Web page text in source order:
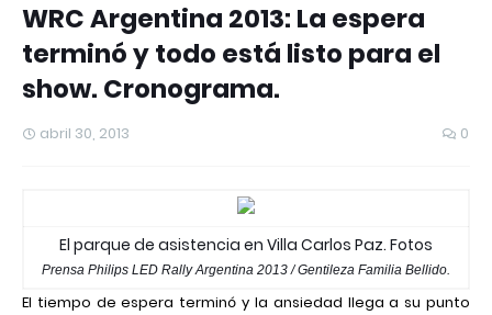
WRC Argentina 2013: La espera
terminó y todo está listo para el
show. Cronograma.
abril 30, 2013 0
El parque de asistencia en Villa Carlos Paz. Fotos
Prensa Philips LED Rally Argentina 2013 / Gentileza Familia Bellido.
El tiempo de espera terminó y la ansiedad llega a su punto